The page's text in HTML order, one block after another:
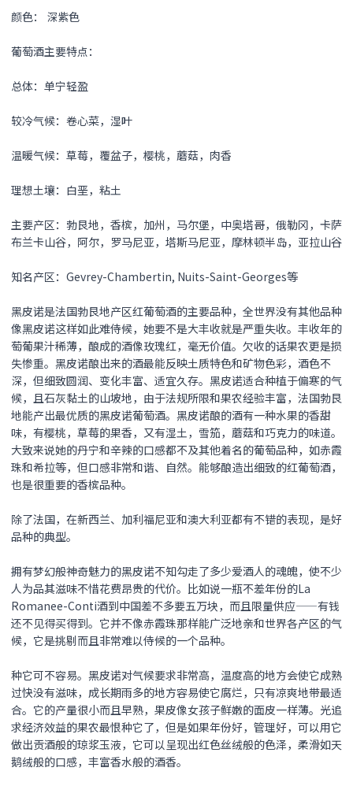
颜色： 深紫色
葡萄酒主要特点：
总体：单宁轻盈
较冷气候：卷心菜，湿叶
温暖气候：草莓，覆盆子，樱桃，蘑菇，肉香
理想土壤：白垩，粘土
主要产区：勃艮地，香槟，加州，马尔堡，中奥塔哥，俄勒冈，卡萨
布兰卡山谷，阿尔，罗马尼亚，塔斯马尼亚，摩林顿半岛，亚拉山谷
知名产区：Gevrey-Chambertin, Nuits-Saint-Georges等
黑皮诺是法国勃艮地产区红葡萄酒的主要品种，全世界没有其他品种
像黑皮诺这样如此难侍候，她要不是大丰收就是严重失收。丰收年的
萄葡果汁稀薄，酿成的酒像玫瑰红，毫无价值。欠收的话果农更是损
失惨重。黑皮诺酿出来的酒最能反映土质特色和矿物色彩，酒色不
深，但细致圆润、变化丰富、适宜久存。黑皮诺适合种植于偏寒的气
候，且石灰黏土的山坡地，由于法规所限和果农经验丰富，法国勃艮
地能产出最优质的黑皮诺葡萄酒。黑皮诺酿的酒有一种水果的香甜
味，有樱桃，草莓的果香，又有湿土，雪笳，蘑菇和巧克力的味道。
大致来说她的丹宁和辛辣的口感都不及其他着名的葡萄品种，如赤霞
珠和希拉等，但口感非常和谐、自然。能够酿造出细致的红葡萄酒，
也是很重要的香槟品种。
除了法国，在新西兰、加利福尼亚和澳大利亚都有不错的表现，是好
品种的典型。
拥有梦幻般神奇魅力的黑皮诺不知勾走了多少爱酒人的魂魄，使不少
人为品其滋味不惜花费昂贵的代价。比如说一瓶不差年份的La
Romanee-Conti酒到中国差不多要五万块，而且限量供应——有钱
还不见得买得到。它并不像赤霞珠那样能广泛地亲和世界各产区的气
候，它是挑剔而且非常难以侍候的一个品种。
种它可不容易。 黑皮诺对气候要求非常高，温度高的地方会使它成熟
过快没有滋味，成长期雨多的地方容易使它腐烂，只有凉爽地带最适
合。它的产量很小而且早熟，果皮像女孩子鲜嫩的面皮一样薄。光追
求经济效益的果农最恨种它了，但是如果年份好，管理好，可以用它
做出贡酒般的琼浆玉液，它可以呈现出红色丝绒般的色泽，柔滑如天
鹅绒般的口感，丰富香水般的酒香。